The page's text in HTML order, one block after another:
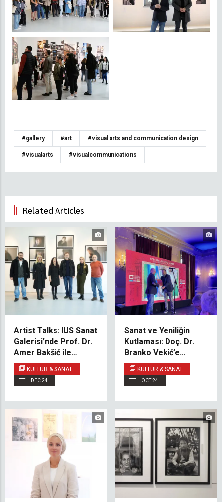
#gallery #art #visual arts and communication design
#visualarts #visualcommunications
Related Articles
Artist Talks: IUS Sanat
Galerisi’nde Prof. Dr.
Amer Bakšić ile
Söyleşi
KÜLTÜR & SANAT
DEC 24
Sanat ve Yeniliğin
Kutlaması: Doç. Dr.
Branko Vekić’e
Saraybosna Ulusal
Tiyatrosu’ndan Ödül
KÜLTÜR & SANAT
OCT 24